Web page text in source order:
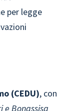
per legge
(CEDU), con
e Bonassisa